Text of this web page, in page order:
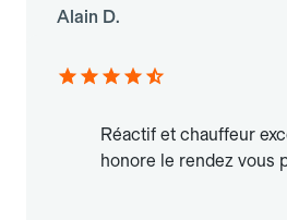
Alain D.
Réactif et chauffeur
honore le rendez vous